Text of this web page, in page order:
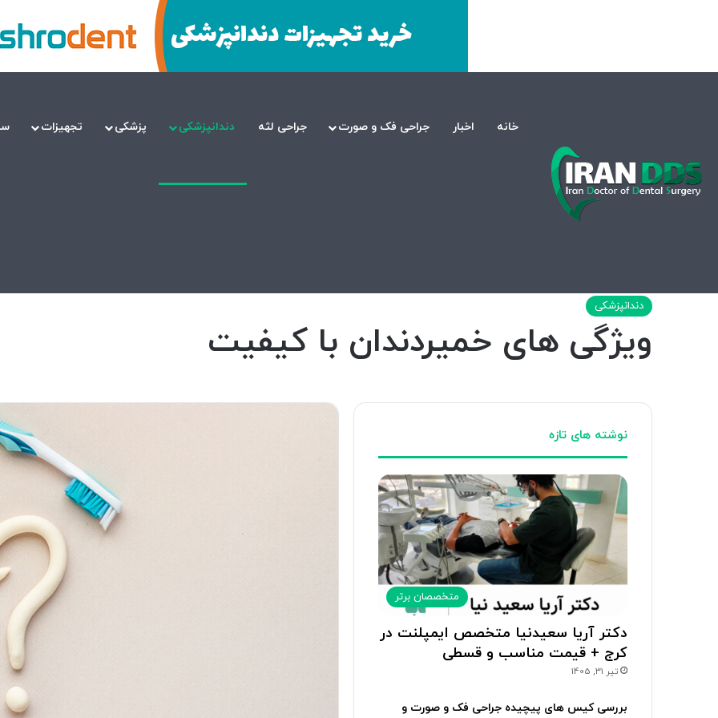
خانه اخبار جراحی فک و صورت جراحی لثه دندانپزشکی پزشکی تجهیزات
دندانپزشکی
ویژگی های خمیردندان با کیفیت
نوشته های تازه
متخصصان برتر
دکتر آریا سعیدنیا متخصص ایمپلنت در
کرج + قیمت مناسب و قسطی
تیر 31, 1405
بررسی کیس های پیچیده جراحی فک و صورت و